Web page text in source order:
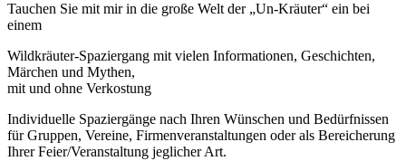
Tauchen Sie mit mir in die große Welt der „Un-Kräuter“ ein bei
einem
Wildkräuter-Spaziergang mit vielen Informationen, Geschichten,
Märchen und Mythen,
mit und ohne Verkostung
Individuelle Spaziergänge nach Ihren Wünschen und Bedürfnissen
für Gruppen, Vereine, Firmenveranstaltungen oder als Bereicherung
Ihrer Feier/Veranstaltung jeglicher Art.